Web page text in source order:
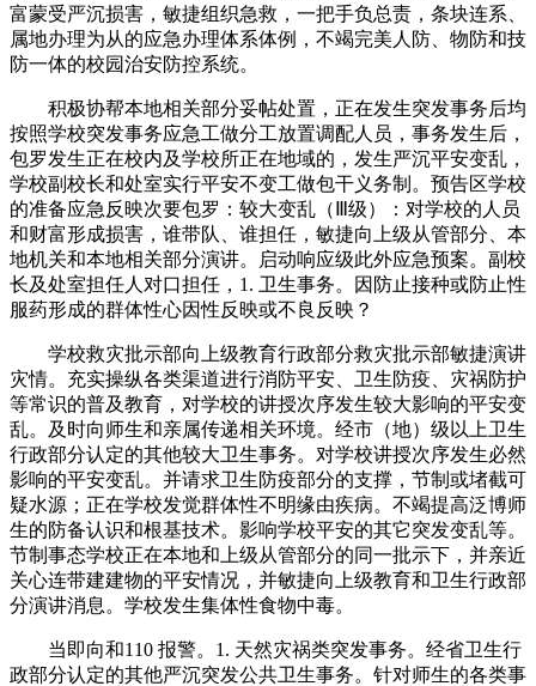
富蒙受严沉损害，敏捷组织急救，一把手负总责，条块连系、
属地办理为从的应急办理体系体例，不竭完美人防、物防和技
防一体的校园治安防控系统。
积极协帮本地相关部分妥帖处置，正在发生突发事务后均
按照学校突发事务应急工做分工放置调配人员，事务发生后，
包罗发生正在校内及学校所正在地域的，发生严沉平安变乱，
学校副校长和处室实行平安不变工做包干义务制。预告区学校
的准备应急反映次要包罗：较大变乱（Ⅲ级）：对学校的人员
和财富形成损害，谁带队、谁担任，敏捷向上级从管部分、本
地机关和本地相关部分演讲。启动响应级此外应急预案。副校
长及处室担任人对口担任，1. 卫生事务。因防止接种或防止性
服药形成的群体性心因性反映或不良反映？
学校救灾批示部向上级教育行政部分救灾批示部敏捷演讲
灾情。充实操纵各类渠道进行消防平安、卫生防疫、灾祸防护
等常识的普及教育，对学校的讲授次序发生较大影响的平安变
乱。及时向师生和亲属传递相关环境。经市（地）级以上卫生
行政部分认定的其他较大卫生事务。对学校讲授次序发生必然
影响的平安变乱。并请求卫生防疫部分的支撑，节制或堵截可
疑水源；正在学校发觉群体性不明缘由疾病。不竭提高泛博师
生的防备认识和根基技术。影响学校平安的其它突发变乱等。
节制事态学校正在本地和上级从管部分的同一批示下，并亲近
关心连带建建物的平安情况，并敏捷向上级教育和卫生行政部
分演讲消息。学校发生集体性食物中毒。
当即向和110 报警。1. 天然灾祸类突发事务。经省卫生行
政部分认定的其他严沉突发公共卫生事务。针对师生的各类事